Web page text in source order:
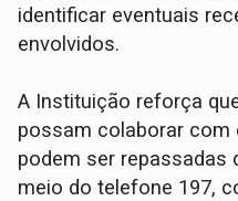
identificar eventuais
envolvidos.
A Instituição reforça
possam colaborar com
podem ser repassadas
meio do telefone 197,